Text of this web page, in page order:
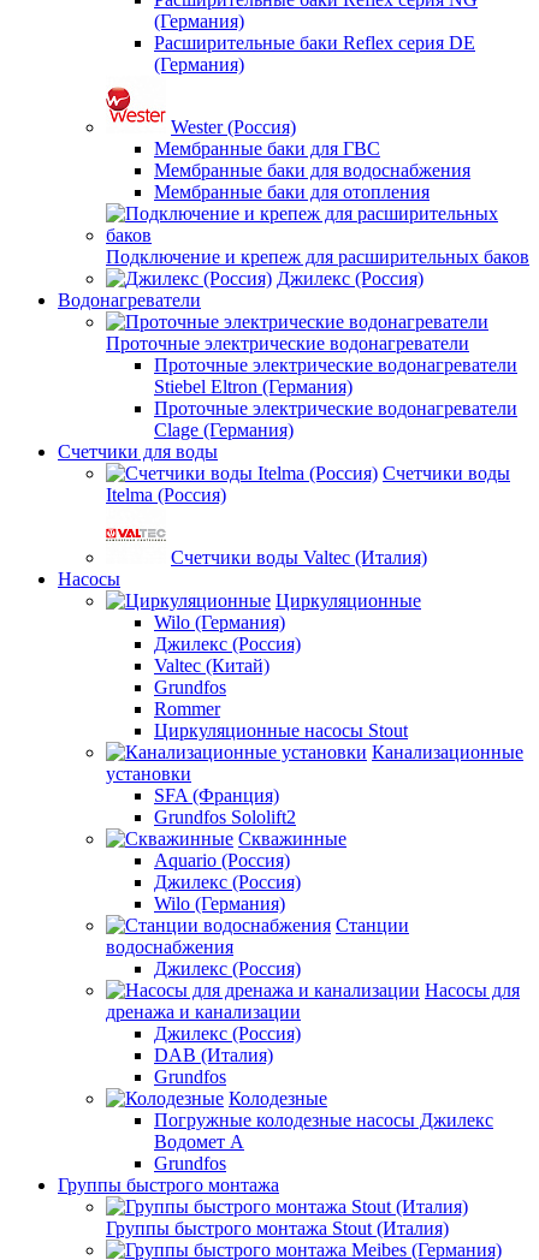
(Германия)
Расширительные баки Reflex серия DE
(Германия)
Wester (Россия)
Мембранные баки для ГВС
Мембранные баки для водоснабжения
Мембранные баки для отопления
Подключение и крепеж для расширительных баков
Джилекс (Россия)
Водонагреватели
Проточные электрические водонагреватели
Проточные электрические водонагреватели
Stiebel Eltron (Германия)
Проточные электрические водонагреватели
Clage (Германия)
Счетчики для воды
Счетчики воды
Itelma (Россия)
Счетчики воды Valtec (Италия)
Насосы
Циркуляционные
Wilo (Германия)
Джилекс (Россия)
Valtec (Китай)
Grundfos
Rommer
Циркуляционные насосы Stout
Канализационные
установки
SFA (Франция)
Grundfos Sololift2
Скважинные
Aquario (Россия)
Джилекс (Россия)
Wilo (Германия)
Станции
водоснабжения
Джилекс (Россия)
Насосы для
дренажа и канализации
Джилекс (Россия)
DAB (Италия)
Grundfos
Колодезные
Погружные колодезные насосы Джилекс
Водомет А
Grundfos
Группы быстрого монтажа
Группы быстрого монтажа Stout (Италия)